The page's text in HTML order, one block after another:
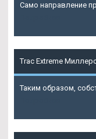
Само направление
Trac Extreme
Таким образом,